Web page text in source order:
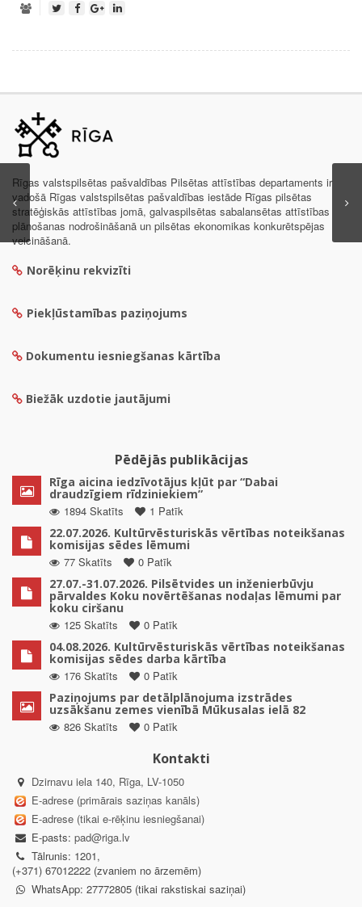
Rīgas valstspilsētas pašvaldības Pilsētas attīstības departaments ir
vadošā Rīgas valstspilsētas pašvaldības iestāde Rīgas pilsētas
stratēģiskās attīstības jomā, galvaspilsētas sabalansētas attīstības
plānošanas nodrošināšanā un pilsētas ekonomikas konkurētspējas
veicināšanā.
Norēķinu rekvizīti
Piekļūstamības paziņojums
Dokumentu iesniegšanas kārtība
Biežāk uzdotie jautājumi
Pēdējās publikācijas
Rīga aicina iedzīvotājus kļūt par “Dabai
draudzīgiem rīdziniekiem”
1894 Skatīts
1 Patīk
22.07.2026. Kultūrvēsturiskās vērtības noteikšanas
komisijas sēdes lēmumi
77 Skatīts
0 Patīk
27.07.-31.07.2026. Pilsētvides un inženierbūvju
pārvaldes Koku novērtēšanas nodaļas lēmumi par
koku ciršanu
125 Skatīts
0 Patīk
04.08.2026. Kultūrvēsturiskās vērtības noteikšanas
komisijas sēdes darba kārtība
176 Skatīts
0 Patīk
Paziņojums par detālplānojuma izstrādes
uzsākšanu zemes vienībā Mūkusalas ielā 82
826 Skatīts
0 Patīk
Kontakti
Dzirnavu iela 140, Rīga, LV-1050
E-adrese (primārais saziņas kanāls)
E-adrese (tikai e-rēķinu iesniegšanai)
E-pasts: pad@riga.lv
Tālrunis: 1201,
(+371) 67012222 (zvaniem no ārzemēm)
WhatsApp: 27772805 (tikai rakstiskai saziņai)